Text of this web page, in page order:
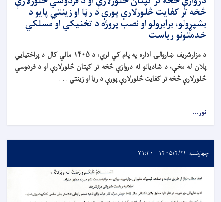
څخه تر کفایت څلورلارې پورې د رڼا او زینتي پایو د
بشپړولو، برابرولو او نصب پروژه د تخنیکي او مسلکي
خدمتونو ریاست
د مزارشریف ښاروالۍ اداره په پام کې لري، د
۱۴۰۵ مالي کال د پراختیایي
پلان له مخې، د شادیانو له دروازې څخه تر کپتان څلورلارې او د فردوسي
څلورلارې څخه تر کفایت څلورلارې پورې د رڼا او زینتي . . .
نور...
چهارشنبه ۱۴۰۵/۴/۲۴ - ۲۱:۳۰